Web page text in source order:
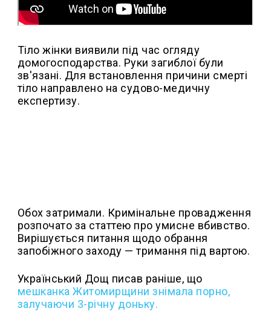
Тіло жінки виявили під час огляду
домогосподарства. Руки загиблої були
зв'язані. Для встановлення причини смерті
тіло направлено на судово-медичну
експертизу.
Обох затримали. Кримінальне провадження
розпочато за статтею про умисне вбивство.
Вирішується питання щодо обрання
запобіжного заходу — тримання під вартою.
Український Дощ писав раніше, що
мешканка Житомирщини знімала порно,
залучаючи 3-річну доньку.